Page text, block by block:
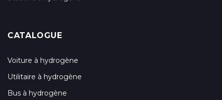
CATALOGUE
Voiture à hydrogène
Utilitaire à hydrogène
Bus à hydrogène